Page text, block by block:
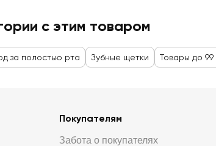
с этим товаром
за полостью рта Зубные щетки Товары до 99
Покупателям
Забота о покупателях